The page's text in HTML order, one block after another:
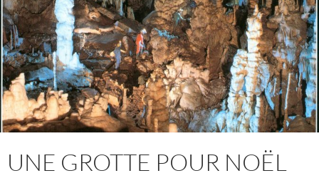
UNE GROTTE POUR NOËL